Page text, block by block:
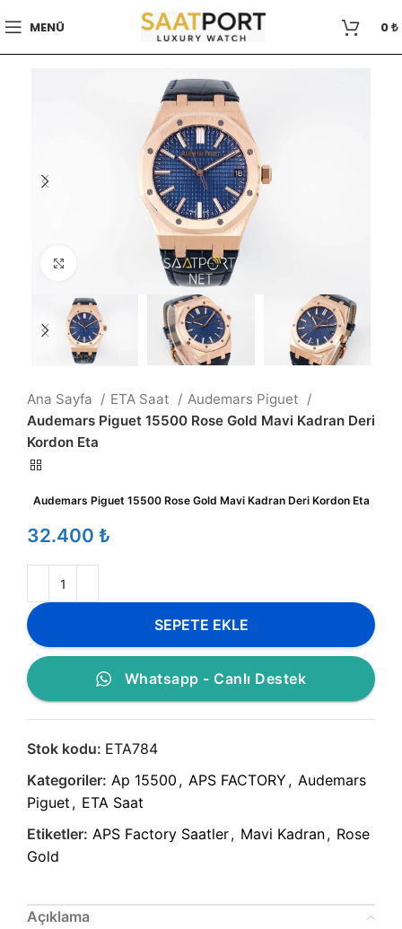
MENÜ 0₺
Büyütmek için tıklayın
Ana Sayfa ETA Saat
Audemars Piguet
Audemars Piguet 15500 Rose Gold Mavi Kadran Deri
Kordon Eta
Audemars Piguet 15500 Rose Gold Mavi Kadran Deri Kordon Eta
₺
SEPETE EKLE
Whatsapp - Canlı Destek
Stok kodu: ETA784
Kategoriler: Ap 15500 , APS FACTORY , Audemars
Piguet , ETA Saat
Etiketler: APS Factory Saatler, Mavi Kadran, Rose
Gold
Açıklama